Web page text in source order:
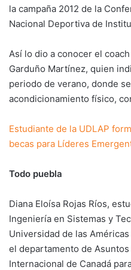
la campaña 2012 de la
Nacional Deportiva de
Así lo dio a conocer el
Garduño Martínez, quien
periodo de verano, donde
acondicionamiento físico,
Estudiante de la UDLAP
becas para Líderes
Todo puebla
Diana Eloísa Rojas Ríos,
Ingeniería en Sistemas y
Universidad de las
el departamento de
Internacional de Canadá